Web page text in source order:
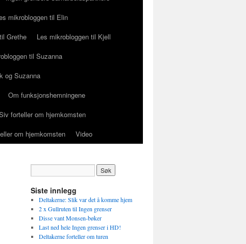
mikrobloggen til Elin
Grethe
Les mikrobloggen til Kjell
til Suzanna
og Suzanna
Om funksjonshemningene
forteller om hjemkomsten
om hjemkomsten Video
Siste innlegg
Deltakerne: Slik var det å komme hjem
2 x Gullruten til Ingen grenser
Disse vant Monsen-bøker
Last ned hele Ingen grenser i HD!
Deltakerne forteller om turen